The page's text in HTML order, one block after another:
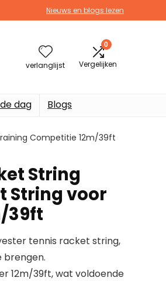
Nieuws en blogs lezen
verlanglijst
0
Vergelijken
dag Blogs
Competitie 12m/39ft
String
String voor
39ft
tennis racket string,
brengen.
12m/39ft, wat voldoende